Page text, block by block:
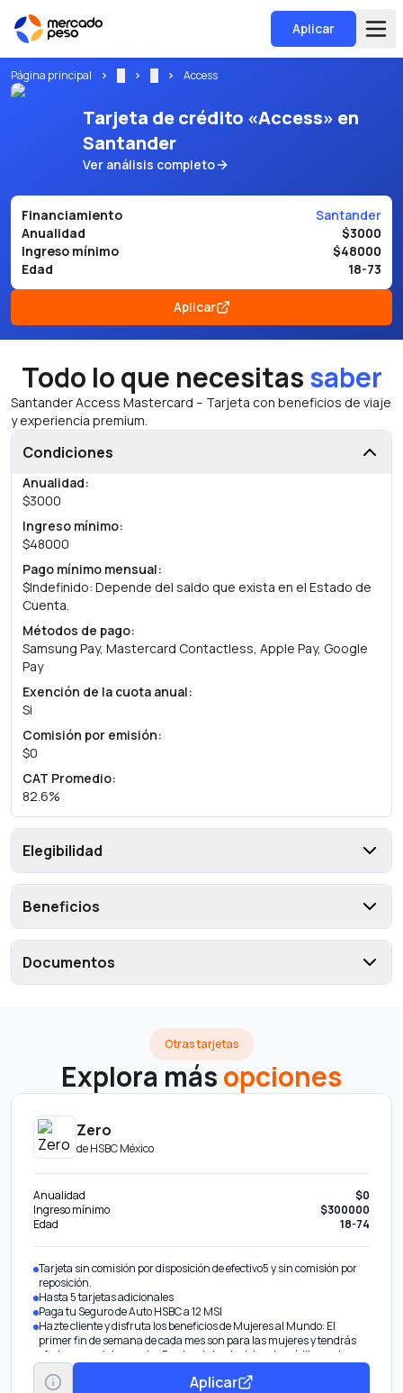
Aplicar
Página principal Access
Tarjeta de crédito «Access» en
Santander
Ver análisis completo
Financiamiento
Santander
Anualidad
$3000
Ingreso mínimo
$48000
Edad
18-73
Aplicar
Todo lo que necesitassaber
Santander Access Mastercard – Tarjeta con beneficios de viaje
y experiencia premium.
Condiciones
Anualidad:
$3000
Ingreso mínimo:
$48000
Pago mínimo mensual:
$Indefinido: Depende del saldo que exista en el Estado de
Cuenta.
Métodos de pago:
Samsung Pay, Mastercard Contactless, Apple Pay, Google
Pay
Exención de la cuota anual:
Si
Comisión por emisión:
$0
CAT Promedio:
82.6%
Elegibilidad
Beneficios
Documentos
Otras tarjetas
Explora másopciones
Zero
deHSBC México
Anualidad
$0
Ingreso mínimo
$300000
Edad
18-74
Tarjeta sin comisión por disposición de efectivo5 y sin comisión por
reposición.
Hasta 5 tarjetas adicionales
Paga tu Seguro de Auto HSBC a 12 MSI
Hazte cliente y disfruta los beneficios de Mujeres al Mundo: El
primer fin de semana de cada mes son para las mujeres y tendrás
ofertas especiales con los Puntos de tus tarjetas de crédito en el
Programa Más HSBC. Además, obtén 45% de descuento en el
diplomado Mujeres al Mundo de la Anáhuac.
Aplicar